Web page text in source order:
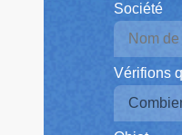
Société
Vérifions